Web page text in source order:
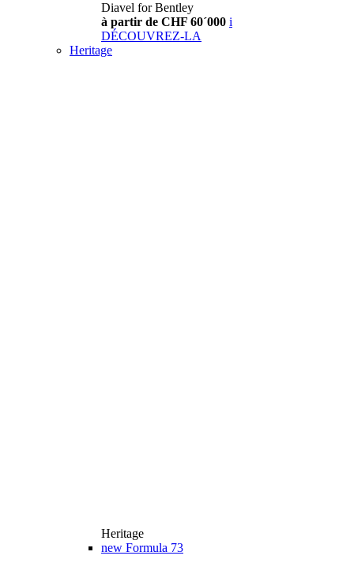
Diavel for Bentley
à partir de CHF 60´000 i
DÉCOUVREZ-LA
Heritage
Heritage
new Formula 73